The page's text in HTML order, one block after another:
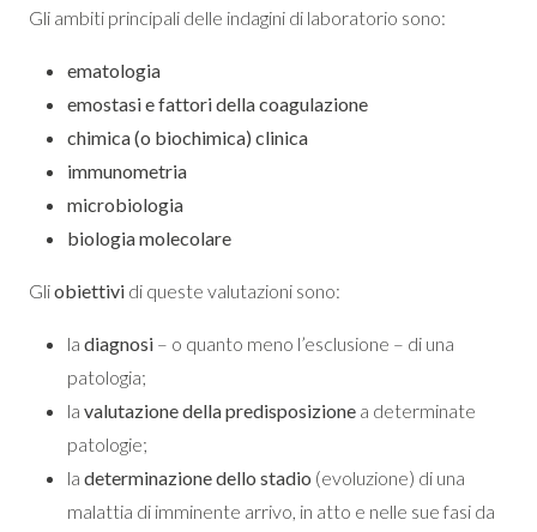
Gli ambiti principali delle indagini di laboratorio sono:
ematologia
emostasi e fattori della coagulazione
chimica (o biochimica) clinica
immunometria
microbiologia
biologia molecolare
Gliobiettivi di queste valutazioni sono:
la diagnosi – o quanto meno l’esclusione – di una
patologia;
la valutazione della predisposizione a determinate
patologie;
la determinazione dello stadio (evoluzione) di una
malattia di imminente arrivo, in atto e nelle sue fasi da